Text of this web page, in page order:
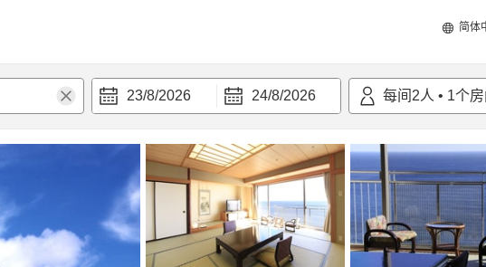
简体
23/8/2026 24/8/2026 每间 2人 • 1个房